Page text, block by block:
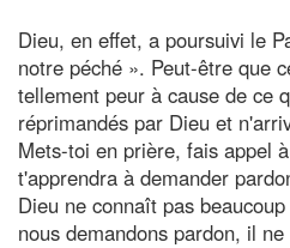
Dieu, en effet, a poursuivi le
notre péché ». Peut-être que
tellement peur à cause de ce
réprimandés par Dieu et
Mets-toi en prière, fais appel
t'apprendra à demander
Dieu ne connaît pas
nous demandons pardon, il